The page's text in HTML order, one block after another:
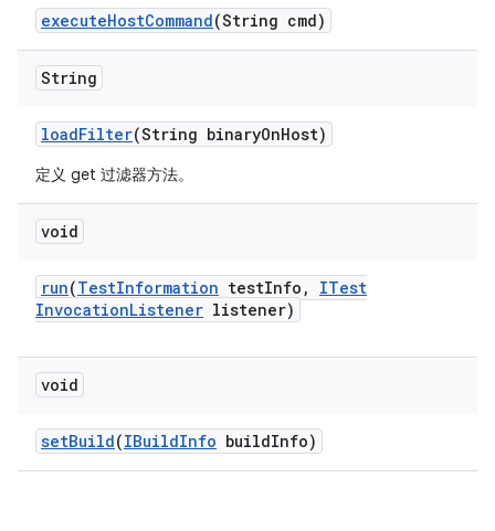
executeHostCommand(String cmd)
String
loadFilter(String binaryOnHost)
定义 get 过滤器方法。
void
run(TestInformation testInfo ,
ITest
InvocationListener listener)
void
setBuild(IBuildInfo buildInfo)